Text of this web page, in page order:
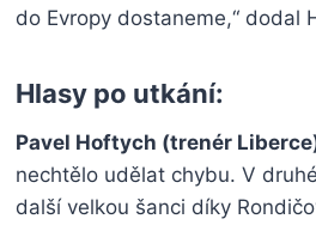
do Evropy dostaneme,“ dodal
Hlasy po utkání:
Pavel Hoftych (trenér
nechtělo udělat chybu. V
další velkou šanci díky